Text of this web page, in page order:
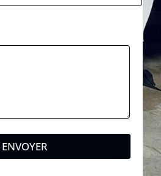
ENVOYER